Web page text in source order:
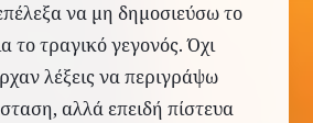
να μη δημοσιεύσω το
το τραγικό γεγονός. Όχι
λέξεις να περιγράψω
αλλά επειδή πίστευα